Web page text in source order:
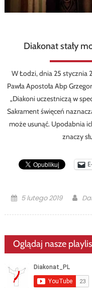
Diakonat stały
W Łodzi, dnia 25 stycznia
Pawła Apostoła Abp
„Diakoni uczestniczą w
Sakrament święceń
może usunąć. Upodabnia
znaczy
Posted
5 lutego 2019
Oglądaj nasze